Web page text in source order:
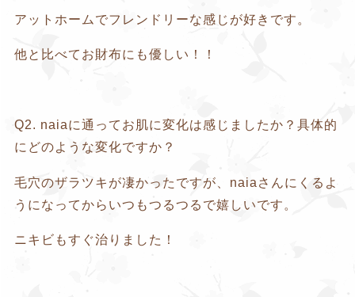
アットホームでフレンドリーな感じが好きです。
他と比べてお財布にも優しい！！
Q2. naiaに通ってお肌に変化は感じましたか？具体的
にどのような変化ですか？
毛穴のザラツキが凄かったですが、naiaさんにくるよ
うになってからいつもつるつるで嬉しいです。
ニキビもすぐ治りました！